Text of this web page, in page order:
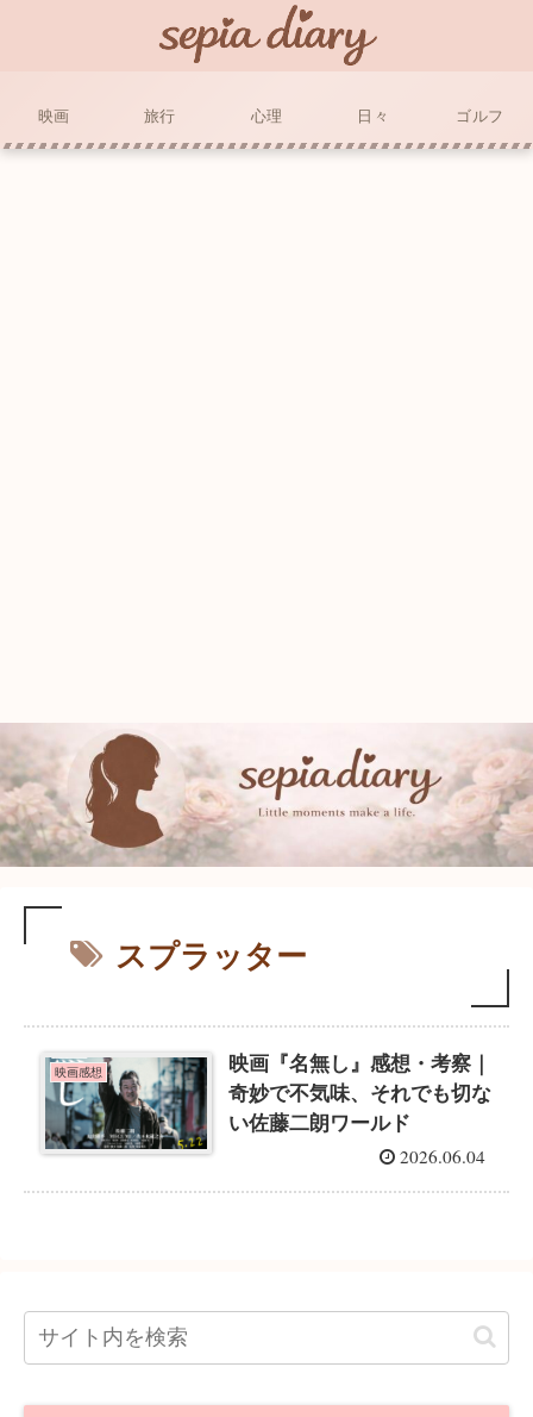
映画 旅行 心理 日々 ゴルフ
スプラッター
映画感想
映画『名無し』感想・考察｜
奇妙で不気味、それでも切な
い佐藤二朗ワールド
2026.06.04